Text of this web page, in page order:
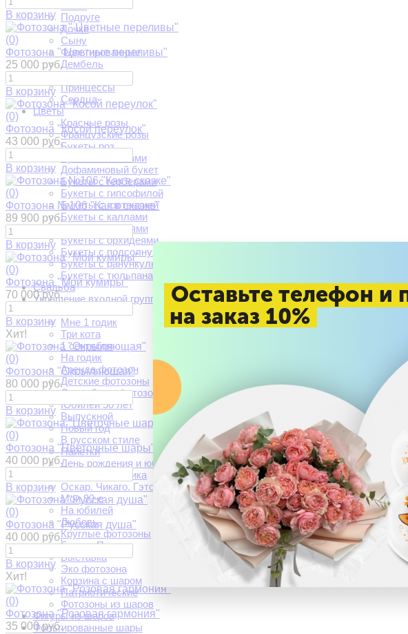
Подруге
Дочке
Сыну
Фольгированные
Дембель
Девичник
Принцессы
Сердца
Цветы
Красные розы
Французские розы
Букеты роз
Букеты с пионами
Дофаминовый букет
Букеты с герберами
Букеты с гипсофилой
Букеты с гортензией
Букеты с каллами
Букеты с лилиями
Букеты с орхидеями
Букеты с подсолнухами
Букеты с ранункулюсами
Букеты с тюльпанами
Свадьба
Украшение входной группы
Мне 1 годик
Три кота
1 сентября
На годик
Аренда фотозон
Детские фотозоны
Свадебные фотозоны
Юбилей 50 лет
Выпускной
Новый год
В русском стиле
Пайетки
День рождения и юбилей
Военная тематика
Оскар. Чикаго. Гэтсби.
Мои 90-е
На юбилей
Любовь
Круглые фотозоны
Гендер Пати
Выставка
Эко фотозона
Корзина с шаром
Патриотические
Фотозоны из шаров
Фигуры из шаров
Фольгированные шары
В корзину
(0)
Фотозона " Цветные переливы"
25 000 руб.
В корзину
(0)
Фотозона "Косой переулок"
43 000 руб.
В корзину
(0)
Фотозона №106 "Как в сказке"
89 900 руб.
В корзину
(0)
Фотозона "Мои кумиры"
70 000 руб.
В корзину
Хит!
(0)
Фотозона "Окрыляющая"
80 000 руб.
В корзину
(0)
Фотозона "Цветочные шары"
40 000 руб.
В корзину
(0)
Фотозона "Русская душа"
40 000 руб.
В корзину
Хит!
(0)
Фотозона "Розовая гармония"
35 000 руб.
Оставьте телефон и
на заказ 10%